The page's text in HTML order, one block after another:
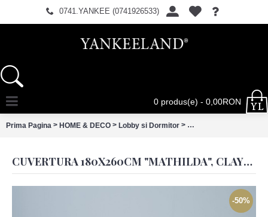
0741.YANKEE (0741926533)
0 produs(e) - 0,00RON
Prima Pagina > HOME & DECO > Lobby si Dormitor > Cuvertura 180x260cm
CUVERTURA 180X260CM "MATHILDA", CLAYRE & EEF
-50%